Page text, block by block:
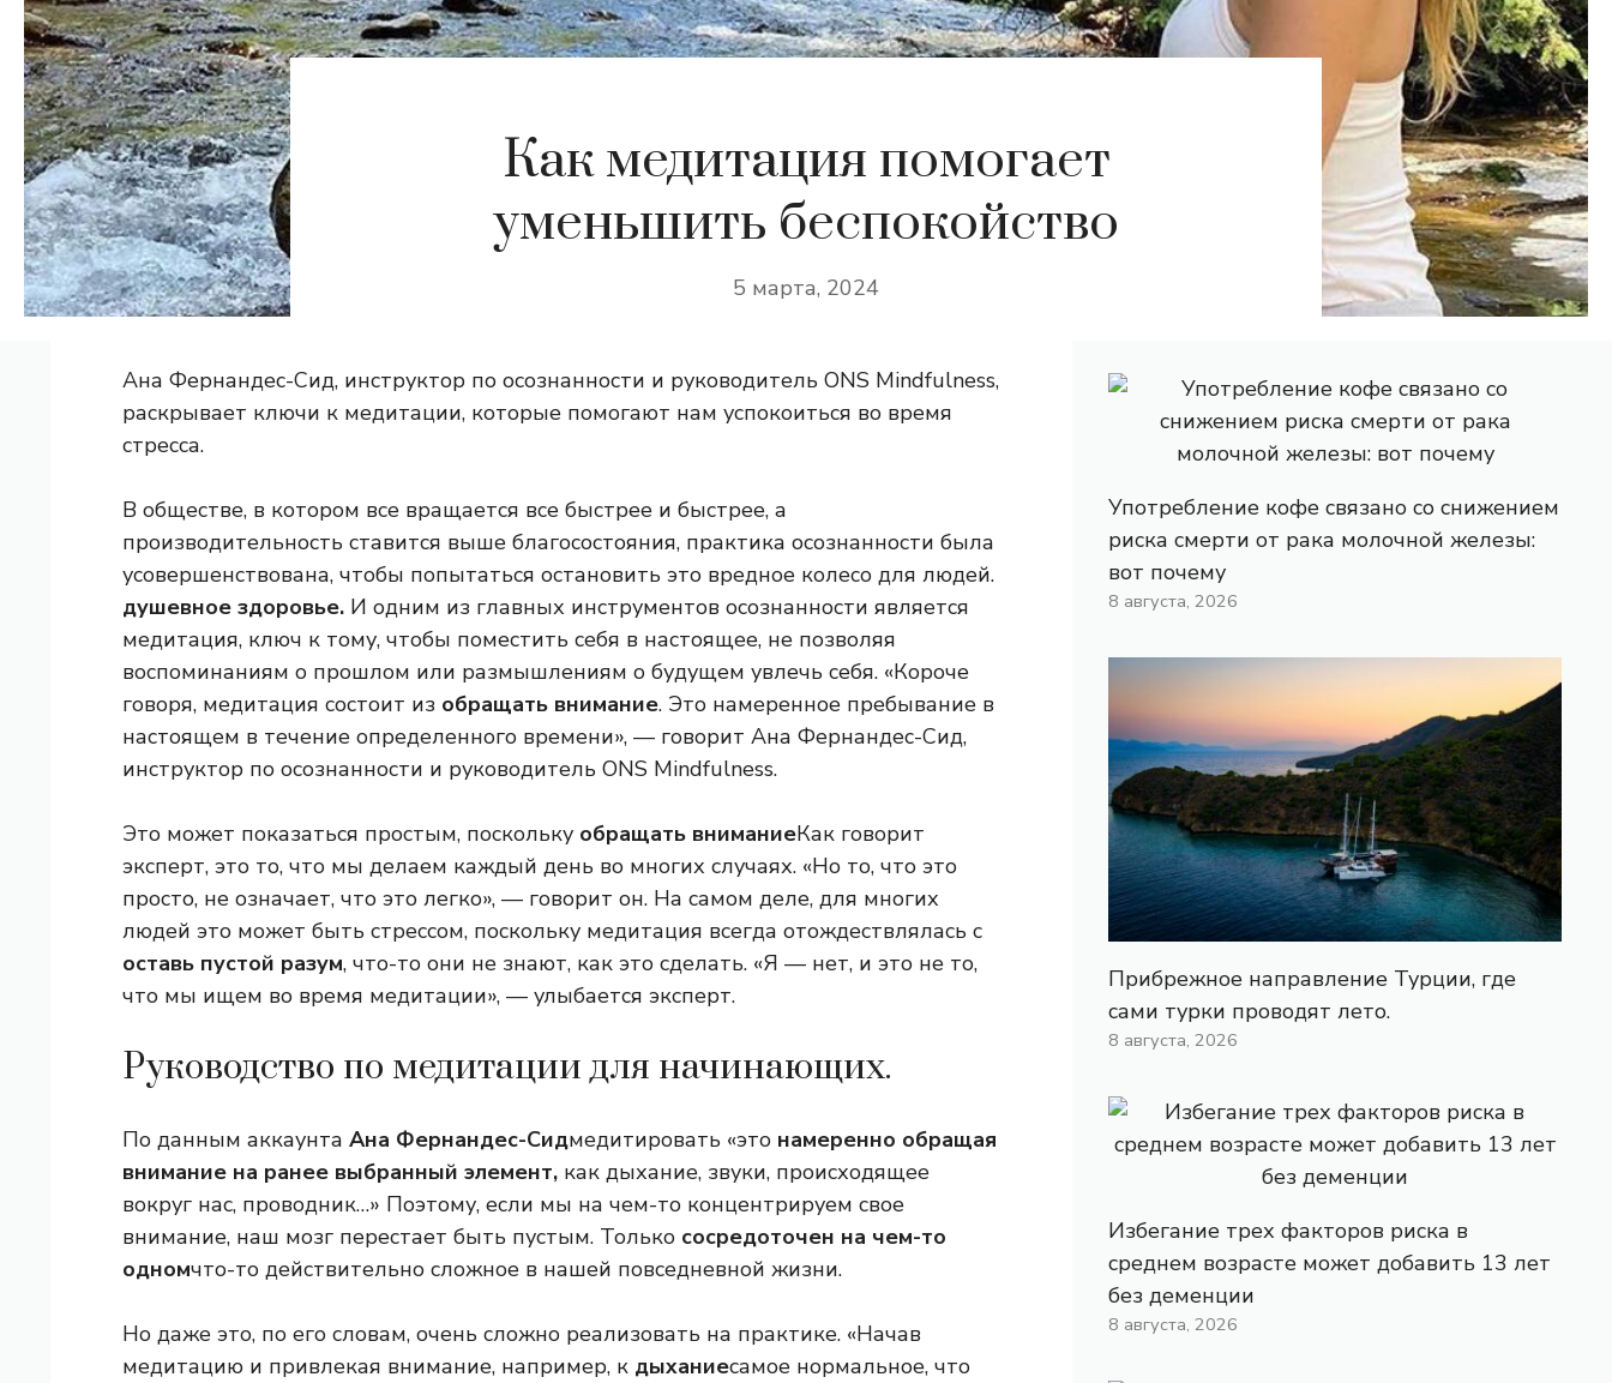
Как медитация помогает
уменьшить беспокойство
5 марта, 2024
Ана Фернандес-Сид, инструктор по осознанности и руководитель ONS Mindfulness,
раскрывает ключи к медитации, которые помогают нам успокоиться во время
стресса.
В обществе, в котором все вращается все быстрее и быстрее, а
производительность ставится выше благосостояния, практика осознанности была
усовершенствована, чтобы попытаться остановить это вредное колесо для людей.
душевное здоровье. И одним из главных инструментов осознанности является
медитация, ключ к тому, чтобы поместить себя в настоящее, не позволяя
воспоминаниям о прошлом или размышлениям о будущем увлечь себя. «Короче
говоря, медитация состоит из обращать внимание. Это намеренное пребывание в
настоящем в течение определенного времени», — говорит Ана Фернандес-Сид,
инструктор по осознанности и руководитель ONS Mindfulness.
Это может показаться простым, поскольку обращать вниманиеКак говорит
эксперт, это то, что мы делаем каждый день во многих случаях. «Но то, что это
просто, не означает, что это легко», — говорит он. На самом деле, для многих
людей это может быть стрессом, поскольку медитация всегда отождествлялась с
оставь пустой разум, что-то они не знают, как это сделать. «Я — нет, и это не то,
что мы ищем во время медитации», — улыбается эксперт.
Руководство по медитации для начинающих.
По данным аккаунта Ана Фернандес-Сидмедитировать «это намеренно обращая
внимание на ранее выбранный элемент, как дыхание, звуки, происходящее
вокруг нас, проводник…» Поэтому, если мы на чем-то концентрируем свое
внимание, наш мозг перестает быть пустым. Только сосредоточен на чем-то
одномчто-то действительно сложное в нашей повседневной жизни.
Но даже это, по его словам, очень сложно реализовать на практике. «Начав
медитацию и привлекая внимание, например, к дыханиесамое нормальное, что
Употребление кофе связано со снижением
риска смерти от рака молочной железы:
вот почему
8 августа, 2026
Прибрежное направление Турции, где
сами турки проводят лето.
8 августа, 2026
Избегание трех факторов риска в
среднем возрасте может добавить 13 лет
без деменции
8 августа, 2026